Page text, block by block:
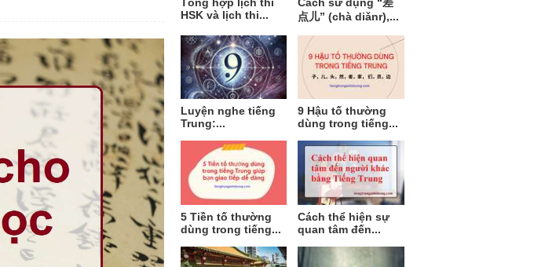
HSK và lịch thi...
点儿” (chà diǎnr),...
Luyện nghe tiếng
Trung:...
9 Hậu tố thường
dùng trong tiếng...
5 Tiền tố thường
dùng trong tiếng...
Cách thể hiện sự
quan tâm đến...